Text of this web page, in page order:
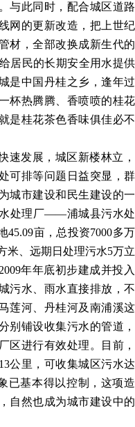
与此同时，配合城区道路
网的更新改造，把上世纪
材，全部改换成新生代的
居民的长期安全用水提供
是中国丹桂之乡，逢年过
杯热腾腾、香喷喷的桂花
是桂花茶色香味俱佳必不
速发展，城区新楼林立，
可排等问题日益突显，群
城市建设和民生建设的一
处理厂——浦城县污水处
45.09亩，总投资7000多万
米、远期日处理污水5万立
年年底初步建成并投入
污水、雨水直接排放，不
莲河、丹桂河及南浦溪这
别铺设收集污水的管道，
区进行有效处理。目前，
公里，可收集城区污水达
已基本得以控制，这项造
自然也成为城市建设中的